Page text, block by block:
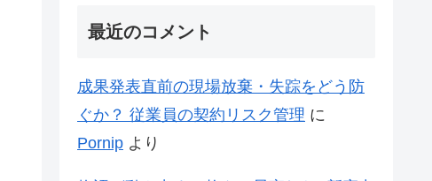
最近のコメント
成果発表直前の現場放棄・失踪をどう防
ぐか？ 従業員の契約リスク管理 に
Pornip より